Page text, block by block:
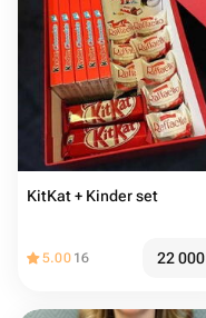
KitKat + Kinder set
5.00 16 22 000